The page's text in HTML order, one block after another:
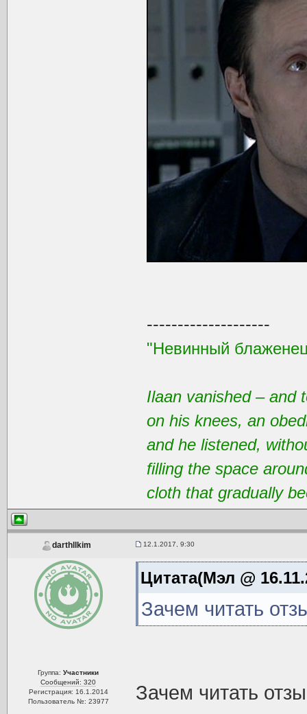
--------------------
"Невинный
Ilaan vanished – and
on his knees, an
and he listened,
filling the space
cloth that gradually
darthllkim 12.1.2017, 9:30
Группа:Участники
Сообщений: 320
Регистрация: 16.1.2014
Пользователь №: 23977
Цитата(Мэл @
Зачем читать
Зачем читать